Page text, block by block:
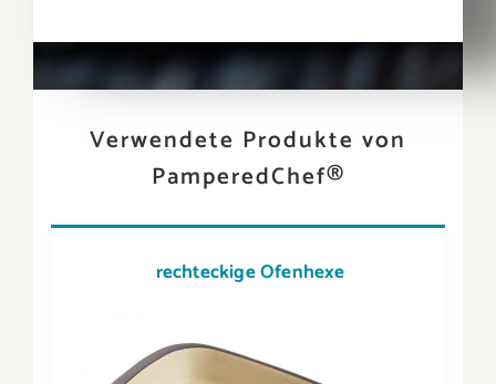
Verwendete Produkte von
PamperedChef®
rechteckige Ofenhexe